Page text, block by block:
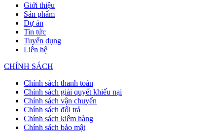
Giới thiệu
Sản phẩm
Dự án
Tin tức
Tuyển dụng
Liên hệ
CHÍNH SÁCH
Chính sách thanh toán
Chính sách giải quyết khiếu nại
Chính sách vận chuyển
Chính sách đổi trả
Chính sách kiểm hàng
Chính sách bảo mật